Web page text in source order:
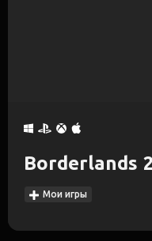
Borderlands 2
Мои игры